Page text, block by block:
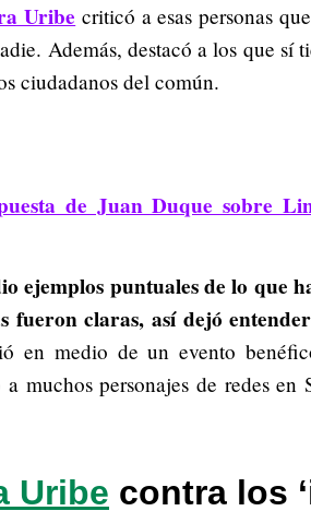
Uribe criticó a esas personas
Además, destacó a los que sí
ciudadanos del común.
de Juan Duque sobre
ejemplos puntuales de lo que
fueron claras, así dejó
en medio de un evento
a muchos personajes de redes
Uribe contra los